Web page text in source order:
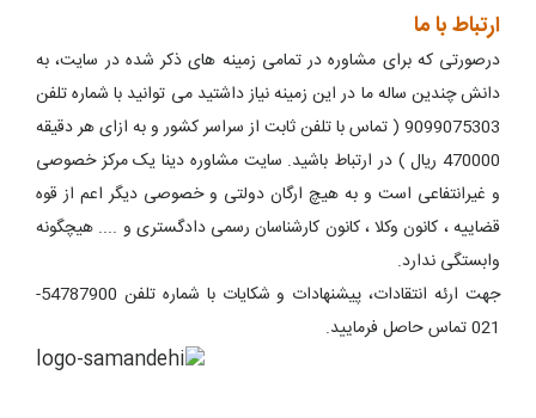
ارتباط با ما
درصورتی که برای مشاوره در تمامی زمینه های ذکر شده در سایت، به
دانش چندین ساله ما در این زمینه نیاز داشتید می توانید با شماره تلفن
9099075303 ( تماس با تلفن ثابت از سراسر کشور و به ازای هر دقیقه
470000 ریال ) در ارتباط باشید. سایت مشاوره دینا یک مرکز خصوصی
و غیرانتفاعی است و به هیچ ارگان دولتی و خصوصی دیگر اعم از قوه
قضاییه ، کانون وکلا ، کانون کارشناسان رسمی دادگستری و .... هیچگونه
وابستگی ندارد.
جهت ارئه انتقادات، پیشنهادات و شکایات با شماره تلفن 54787900-
021 تماس حاصل فرمایید.